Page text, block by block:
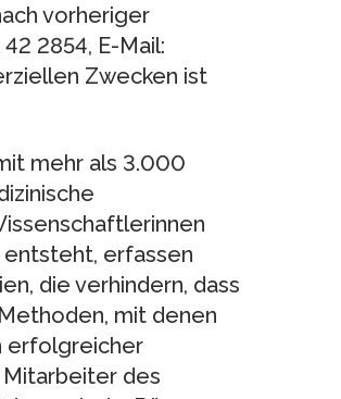
vorheriger
2854, E-Mail:
Zwecken ist
mehr als 3.000
entsteht, erfassen
die verhindern, dass
mit denen
erfolgreicher
des